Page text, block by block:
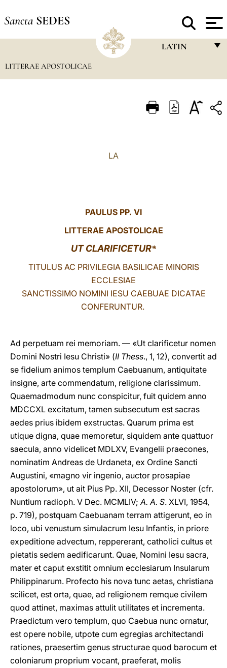
Sancta SEDES
LATIN
ITALIANO
中文
LITTERAE APOSTOLICAE
LA
PAULUS PP. VI
LITTERAE APOSTOLICAE
UT CLARIFICETUR*
TITULUS AC PRIVILEGIA BASILICAE MINORIS
ECCLESIAE
SANCTISSIMO NOMINI IESU CAEBUAE DICATAE
CONFERUNTUR.
Ad perpetuam rei memoriam. — «Ut clarificetur nomen
Domini Nostri Iesu Christi» (II Thess., 1, 12), convertit ad
se fidelium animos templum Caebuanum, antiquitate
insigne, arte commendatum, religione clarissimum.
Quaemadmodum nunc conspicitur, fuit quidem anno
MDCCXL excitatum, tamen subsecutum est sacras
aedes prius ibidem exstructas. Quarum prima est
utique digna, quae memoretur, siquidem ante quattuor
saecula, anno videlicet MDLXV, Evangelii praecones,
nominatim Andreas de Urdaneta, ex Ordine Sancti
Augustini, «magno vir ingenio, auctor prosapiae
apostolorum», ut ait Pius Pp. XII, Decessor Noster (cfr.
Nuntium radioph. V Dec. MCMLIV;A. A. S. XLVI, 1954,
p. 719), postquam Caebuanam terram attigerunt, eo in
loco, ubi venustum simulacrum Iesu Infantis, in priore
expeditione advectum, reppererant, catholici cultus et
pietatis sedem aedificarunt. Quae, Nomini Iesu sacra,
mater et caput exstitit omnium ecclesiarum Insularum
Philippinarum. Profecto his nova tunc aetas, christiana
scilicet, est orta, quae, ad religionem remque civilem
quod attinet, maximas attulit utilitates et incrementa.
Praedictum vero templum, quo Caebua nunc ornatur,
est opere nobile, utpote cum egregias architectandi
rationes, praesertim genus structurae quod barocum et
coloniarum proprium vocant, praeferat, molis